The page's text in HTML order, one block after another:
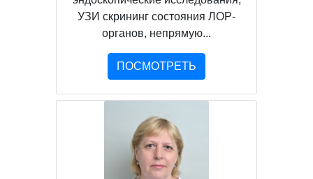
УЗИ скрининг состояния ЛОР-
органов, непрямую...
ПОСМОТРЕТЬ